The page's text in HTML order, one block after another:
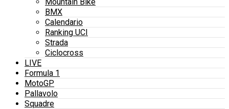
BMX
Calendario
Ranking UCI
Strada
Ciclocross
LIVE
Formula 1
MotoGP
Pallavolo
Squadre